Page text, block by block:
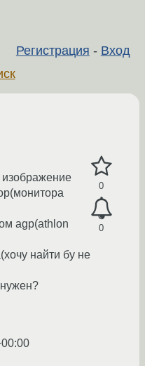
Регистрация - Вход
0
0
agp(athlon
найти бу не